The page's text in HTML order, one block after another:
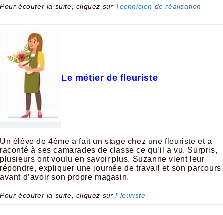
Pour écouter la suite, cliquez sur Technicien de réalisation
Le métier de fleuriste
Un élève de 4ème a fait un stage chez une fleuriste et a
raconté à ses camarades de classe ce qu’il a vu. Surpris,
plusieurs ont voulu en savoir plus. Suzanne vient leur
répondre, expliquer une journée de travail et son parcours
avant d’avoir son propre magasin.
Pour écouter la suite, cliquez surFleuriste